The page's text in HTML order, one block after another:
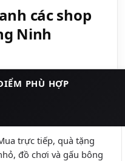
các shop
Ninh
PHÙ HỢP
trực tiếp, quà tặng
đồ chơi và gấu bông